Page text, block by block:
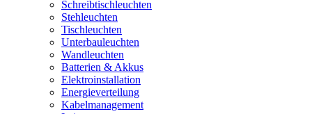
Schreibtischleuchten
Stehleuchten
Tischleuchten
Unterbauleuchten
Wandleuchten
Batterien & Akkus
Elektroinstallation
Energieverteilung
Kabelmanagement